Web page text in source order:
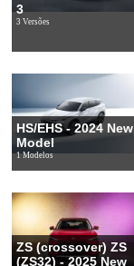
3
3 Versões
HS/EHS - 2024 New
Model
1 Modelos
ZS (crossover) ZS
(ZS32) - 2025 New